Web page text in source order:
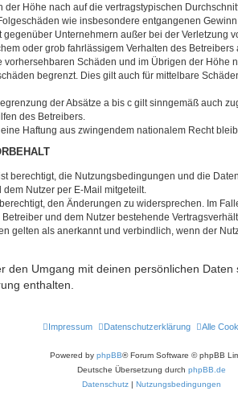
der Höhe nach auf die vertragstypischen
wie insbesondere entgangenen
gegenüber Unternehmern außer bei der Verletzung
oder grob fahrlässigem Verhalten des Betreibers
vorhersehbaren Schäden und im Übrigen der Höhe
begrenzt. Dies gilt auch für mittelbare
der Absätze a bis c gilt sinngemäß auch
des Betreibers.
Haftung aus zwingendem nationalem Recht
berechtigt, die Nutzungsbedingungen und die
dem Nutzer per E-Mail mitgeteilt.
den Änderungen zu widersprechen. Im
und dem Nutzer bestehende
gelten als anerkannt und verbindlich, wenn der
den Umgang mit deinen persönlichen Daten
enthalten.
Alle
Datenschutzerklärung
Impressum
Powered by phpBB® Forum Software © phpBB
Deutsche Übersetzung durch phpBB.de
Datenschutz | Nutzungsbedingungen